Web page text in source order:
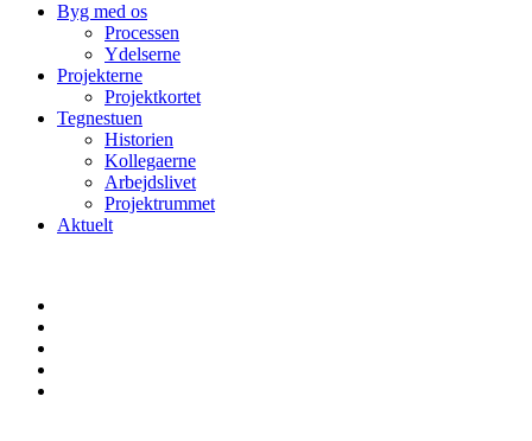
Byg med os
Processen
Ydelserne
Projekterne
Projektkortet
Tegnestuen
Historien
Kollegaerne
Arbejdslivet
Projektrummet
Aktuelt